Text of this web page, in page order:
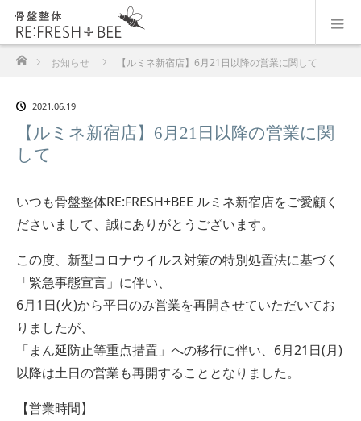
ホームお知らせ 【ルミネ新宿店】6月21日以降の営業に関して
2021.06.19
【ルミネ新宿店】6月21日以降の営業に関
して
いつも骨盤整体RE:FRESH+BEE ルミネ新宿店をご愛顧く
ださいまして、誠にありがとうございます。
この度、新型コロナウイルス対策の特別処置法に基づく
「緊急事態宣言」に伴い、
6月1日(火)から平日のみ営業を再開させていただいてお
りましたが、
「まん延防止等重点措置」への移行に伴い、6月21日(月)
以降は土日の営業も再開することとなりました。
【営業時間】